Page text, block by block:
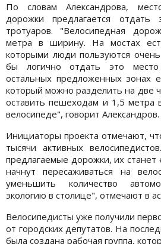
По словам Александрова,
дорожки предлагается
тротуаров. "Велосипедная
метра в ширину. На мостах
которыми люди пользуются
бы логично отдать это место
остальных предложенных зонах
который можно разделить на две
оставить пешеходам и 1,5 метра
велосипеде", говорит Александров.
Инициаторы проекта отмечают,
тысячи активных
предлагаемые дорожки, их
начнут пересаживаться на
уменьшить количество
экологию в столице", отмечают в
Велосипедисты уже получили
от городских депутатов. На
была создана рабочая группа,